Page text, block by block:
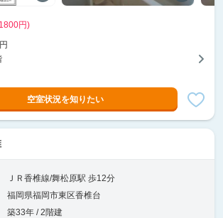
円)
空室状況を知りたい
ＪＲ香椎線/舞松原駅 歩12分
福岡県福岡市東区香椎台
築33年 / 2階建